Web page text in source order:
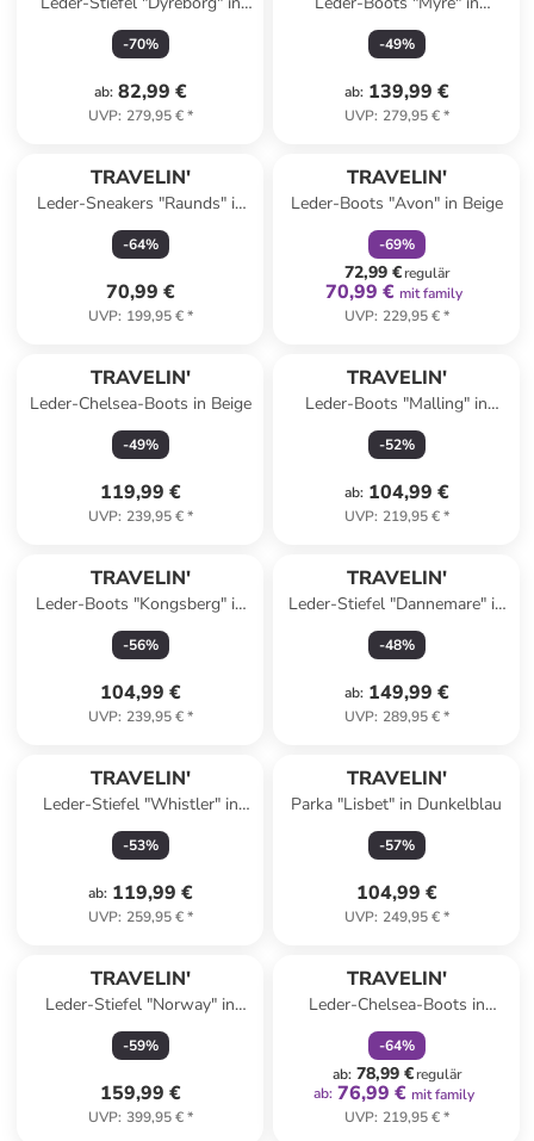
Braun
-70%
ab: 82,99 €
UVP: 279,95 €*
Hellbraun
-49%
ab: 139,99 €
UVP: 279,95 €*
TRAVELIN'
Leder-Sneakers "Raunds" in
Weiß
-64%
70,99 €
UVP: 199,95 €*
TRAVELIN'
Leder-Boots "Avon" in Beige
-69%
72,99 €regulär
70,99 € mit family
UVP: 229,95 €*
TRAVELIN'
Leder-Chelsea-Boots in Beige
-49%
119,99 €
UVP: 239,95 €*
TRAVELIN'
Leder-Boots "Malling" in
Hellbraun
-52%
ab: 104,99 €
UVP: 219,95 €*
TRAVELIN'
Leder-Boots "Kongsberg" in
Braun
-56%
104,99 €
UVP: 239,95 €*
TRAVELIN'
Leder-Stiefel "Dannemare" in
Hellbraun
-48%
ab: 149,99 €
UVP: 289,95 €*
TRAVELIN'
Leder-Stiefel "Whistler" in
Beige
-53%
ab: 119,99 €
UVP: 259,95 €*
TRAVELIN'
Parka "Lisbet" in Dunkelblau
-57%
104,99 €
UVP: 249,95 €*
TRAVELIN'
Leder-Stiefel "Norway" in
Hellbraun/ Dunkelblau
-59%
159,99 €
UVP: 399,95 €*
TRAVELIN'
Leder-Chelsea-Boots in
Schwarz
-64%
ab: 78,99 €regulär
ab: 76,99 € mit family
UVP: 219,95 €*